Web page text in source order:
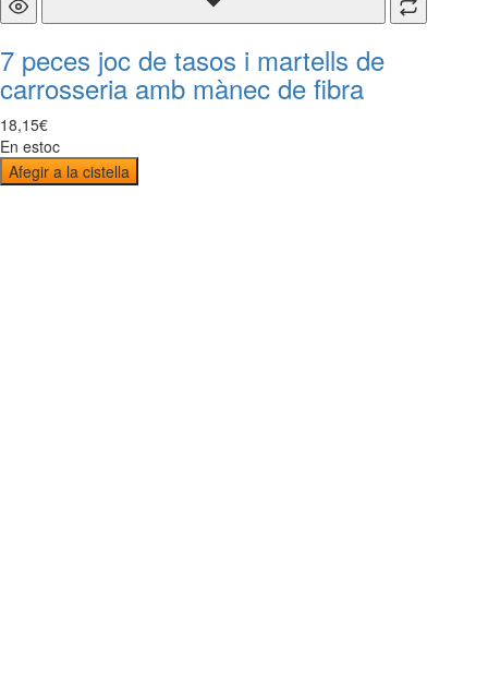
7 peces joc de tasos i martells de
carrosseria amb mànec de fibra
18,15€
En estoc
Afegir a la cistella